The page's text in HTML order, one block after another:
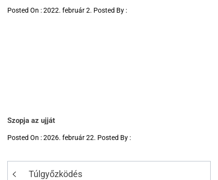
Posted On : 2022. február 2. Posted By :
Szopja az ujját
Posted On : 2026. február 22. Posted By :
Túlgyőzködés